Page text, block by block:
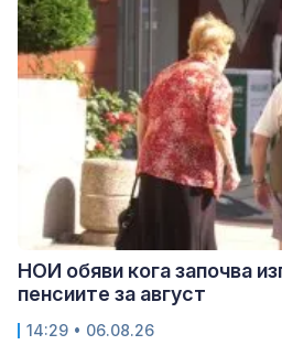
НОИ обяви кога започва
пенсиите за август
14:29 • 06.08.26